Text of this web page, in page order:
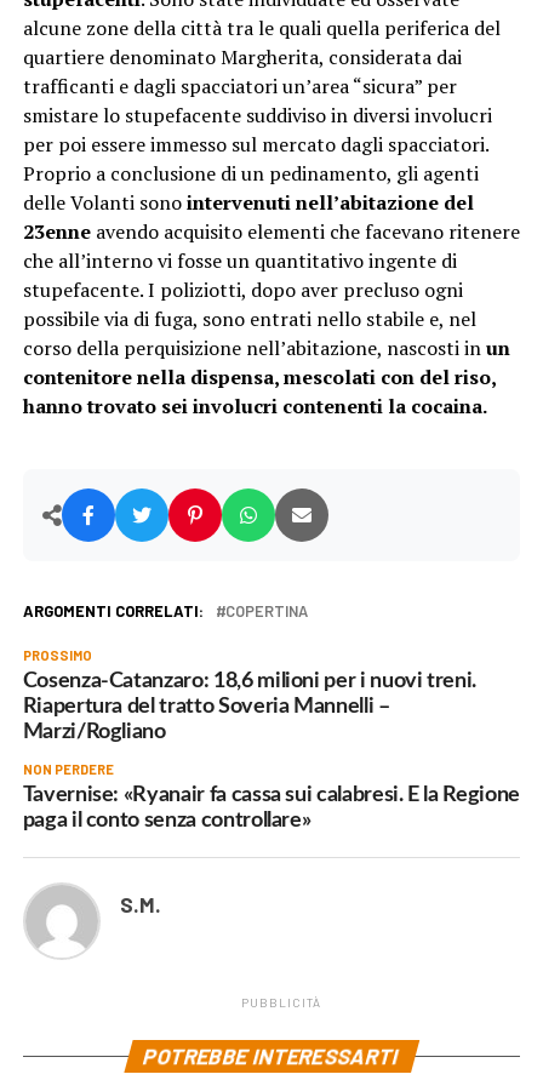
alcune zone della città tra le quali quella periferica del
quartiere denominato Margherita, considerata dai
trafficanti e dagli spacciatori un’area “sicura” per
smistare lo stupefacente suddiviso in diversi involucri
per poi essere immesso sul mercato dagli spacciatori.
Proprio a conclusione di un pedinamento, gli agenti
delle Volanti sonointervenuti nell’abitazione del
23enneavendo acquisito elementi che facevano ritenere
che all’interno vi fosse un quantitativo ingente di
stupefacente. I poliziotti, dopo aver precluso ogni
possibile via di fuga, sono entrati nello stabile e, nel
corso della perquisizione nell’abitazione, nascosti inun
contenitore nella dispensa, mescolati con del riso,
hanno trovato sei involucri contenenti la cocaina.
ARGOMENTI CORRELATI: COPERTINA
PROSSIMO
Cosenza-Catanzaro: 18,6 milioni per i nuovi treni.
Riapertura del tratto Soveria Mannelli –
Marzi/Rogliano
NON PERDERE
Tavernise: «Ryanair fa cassa sui calabresi. E la Regione
paga il conto senza controllare»
S.M.
PUBBLICITÀ
POTREBBE INTERESSARTI